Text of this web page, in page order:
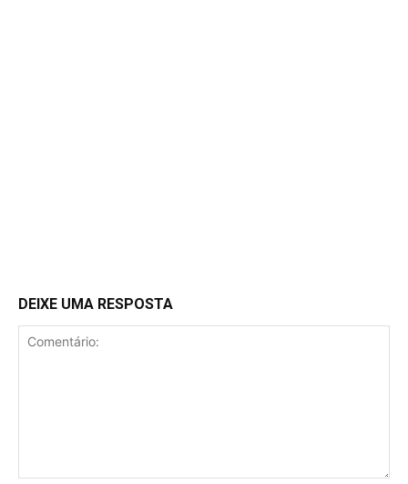
DEIXE UMA RESPOSTA